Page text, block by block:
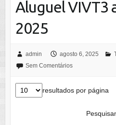
Aluguel VIVT3
2025
admin agosto 6, 2025
Sem Comentários
resultados por página
Pesquisar